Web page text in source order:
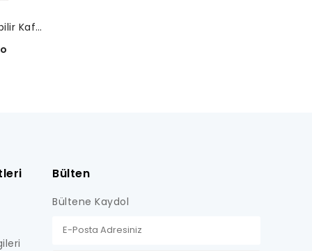
Digimatic Holtest Değiştirilebilir Kafa Seti-468-972
Bülten
Bültene Kaydol